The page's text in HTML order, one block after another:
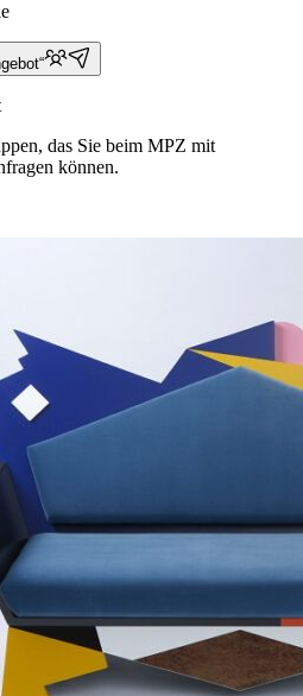
das Sie beim MPZ mit
können.